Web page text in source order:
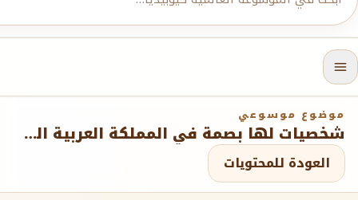
موضوع موسوعي
شخصيات لها بصمة في المملكة العربية السعودية
العودة للمحتويات